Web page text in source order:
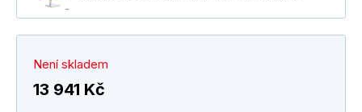
Není skladem
13 941 Kč